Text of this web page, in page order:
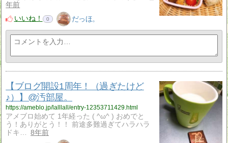
年前
いいね！
0 だっほ。
【ブログ開設1周年！（過ぎたけど
♪）】@汚部屋。
https://ameblo.jp/lalllall/entry-12353711429.html
アメブロ始めて 1年経った ( ^ω^ ) おめでと
う！ありがとう！！ 前途多難過ぎてハラハラ
ドキ…
8年前